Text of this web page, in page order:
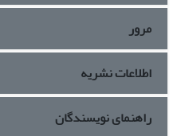
مرور
اطلاعات نشریه
راهنمای نویسندگان